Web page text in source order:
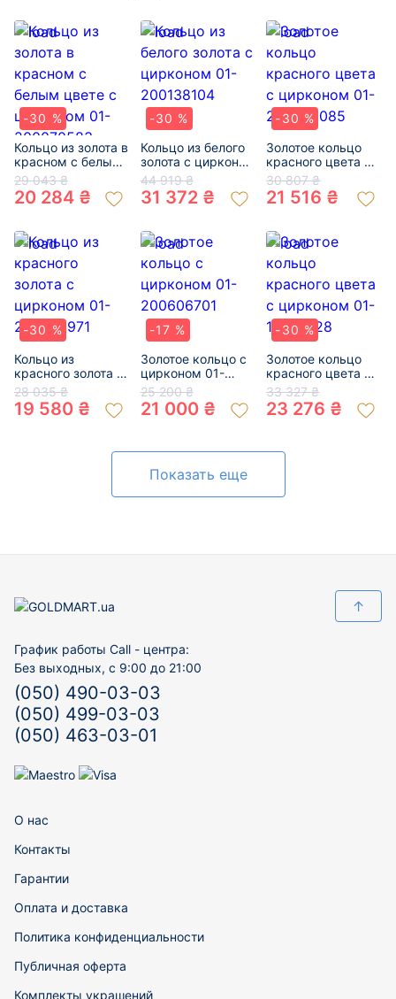
-30 %
Кольцо из золота в
красном с белым
цвете с цирконом
01-200070583
29 043 ₴
20 284 ₴
-30 %
Кольцо из белого
золота с цирконом
01-200138104
44 919 ₴
31 372 ₴
-30 %
Золотое кольцо
красного цвета с
цирконом 01-
200058085
30 807 ₴
21 516 ₴
-30 %
Кольцо из
красного золота с
цирконом 01-
200046971
28 035 ₴
19 580 ₴
-17 %
Золотое кольцо с
цирконом 01-
200606701
25 200 ₴
21 000 ₴
-30 %
Золотое кольцо
красного цвета с
цирконом 01-
19327728
33 327 ₴
23 276 ₴
Показать еще
↑
График работы Call - центра:
Без выходных, с 9:00 до 21:00
(050) 490-03-03
(050) 499-03-03
(050) 463-03-01
О нас
Контакты
Гарантии
Оплата и доставка
Политика конфиденциальности
Публичная оферта
Комплекты украшений